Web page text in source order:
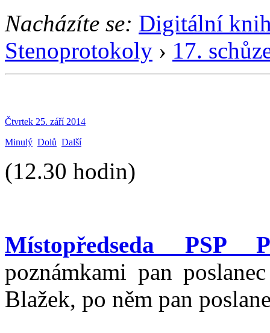
Nacházíte se: Digitální
Stenoprotokoly › 17.
Čtvrtek 25. září 2014
Minulý Dolů Další
(12.30 hodin)
Místopředseda PSP
poznámkami pan
Blažek, po něm pan